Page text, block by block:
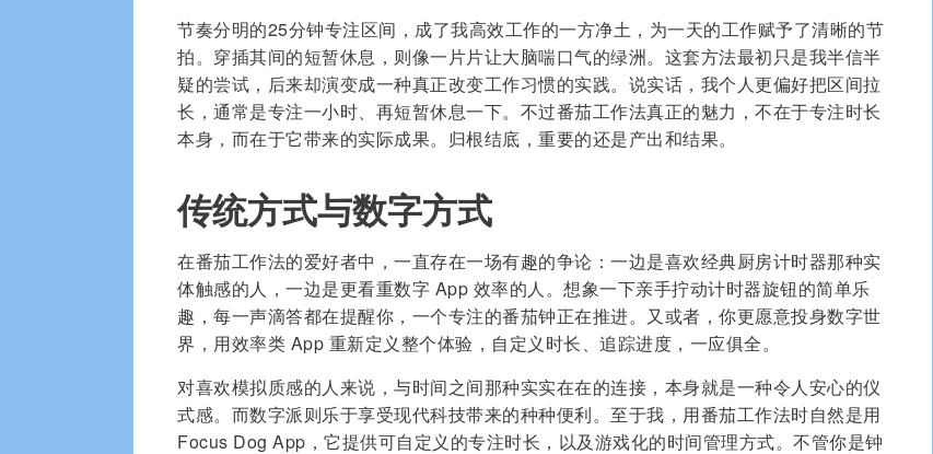
节奏分明的25分钟专注区间，成了我高效工作的一方净土，为一天的工作赋予了清晰的节
拍。穿插其间的短暂休息，则像一片片让大脑喘口气的绿洲。这套方法最初只是我半信半
疑的尝试，后来却演变成一种真正改变工作习惯的实践。说实话，我个人更偏好把区间拉
长，通常是专注一小时、再短暂休息一下。不过番茄工作法真正的魅力，不在于专注时长
本身，而在于它带来的实际成果。归根结底，重要的还是产出和结果。
传统方式与数字方式
在番茄工作法的爱好者中，一直存在一场有趣的争论：一边是喜欢经典厨房计时器那种实
体触感的人，一边是更看重数字 App 效率的人。想象一下亲手拧动计时器旋钮的简单乐
趣，每一声滴答都在提醒你，一个专注的番茄钟正在推进。又或者，你更愿意投身数字世
界，用效率类 App 重新定义整个体验，自定义时长、追踪进度，一应俱全。
对喜欢模拟质感的人来说，与时间之间那种实实在在的连接，本身就是一种令人安心的仪
式感。而数字派则乐于享受现代科技带来的种种便利。至于我，用番茄工作法时自然是用
Focus Dog App，它提供可自定义的专注时长，以及游戏化的时间管理方式。不管你是钟